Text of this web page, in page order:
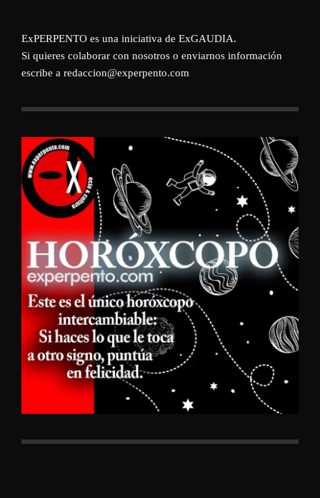
ExPERPENTO es una iniciativa de ExGAUDIA.
Si quieres colaborar con nosotros o enviarnos información
escribe a redaccion@experpento.com